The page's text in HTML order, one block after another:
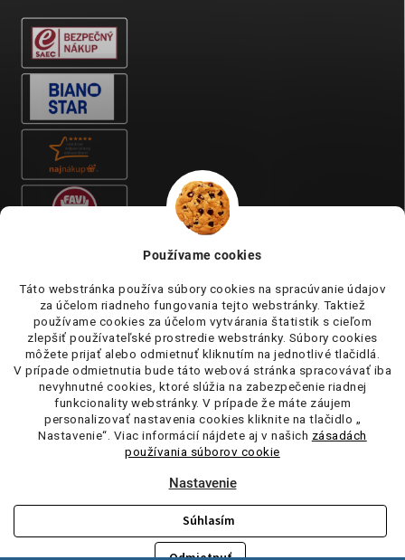
Používame cookies
Táto webstránka používa súbory cookies na spracúvanie údajov
za účelom riadneho fungovania tejto webstránky. Taktiež
používame cookies za účelom vytvárania štatistik s cieľom
zlepšiť používateľské prostredie webstránky. Súbory cookies
môžete prijať alebo odmietnuť kliknutím na jednotlivé tlačidlá.
V prípade odmietnutia bude táto webová stránka spracovávať iba
nevyhnutné cookies, ktoré slúžia na zabezpečenie riadnej
funkcionality webstránky. V prípade že máte záujem
personalizovať nastavenia cookies kliknite na tlačidlo „
Nastavenie“. Viac informácií nájdete aj v našich zásadách
používania súborov cookie
Nastavenie
Súhlasím
. Všetky práva vyhradené.
cookies